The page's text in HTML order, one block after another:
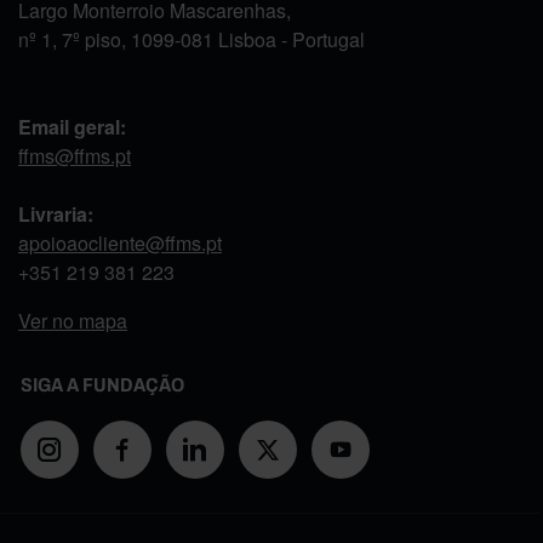
Largo Monterroio Mascarenhas,
nº 1, 7º piso, 1099-081 Lisboa - Portugal
Email geral:
ffms@ffms.pt
Livraria:
apoioaocliente@ffms.pt
+351 219 381 223
Ver no mapa
SIGA A FUNDAÇÃO